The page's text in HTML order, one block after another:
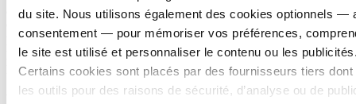
du site. Nous utilisons également des cookies optionnels —
consentement — pour mémoriser vos préférences,
le site est utilisé et personnaliser le contenu ou les
Certains cookies sont placés par des fournisseurs tiers
les outils pour des raisons de sécurité, d’analyse ou de
autonome de collecte de la pollution plastique des rivières avant
qu'elle n'atteigne la mer. En se concentrant sur les 1000 rivières les
plus polluantes du monde, elle vise à stopper les 80% de plastique
provenant des rivières avant qu’elles n’atteignent les océans sur une
période de cinq ans.